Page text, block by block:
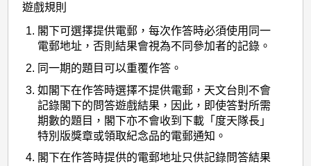
遊戲規則
閣下可選擇提供電郵，每次作答時必須使用同一
電郵地址，否則結果會視為不同參加者的記錄。
同一期的題目可以重覆作答。
如閣下在作答時選擇不提供電郵，天文台則不會
記錄閣下的問答遊戲結果，因此，即使答對所需
期數的題目，閣下亦不會收到下載「度天隊長」
特別版獎章或領取紀念品的電郵通知。
閣下在作答時提供的電郵地址只供記錄問答結果